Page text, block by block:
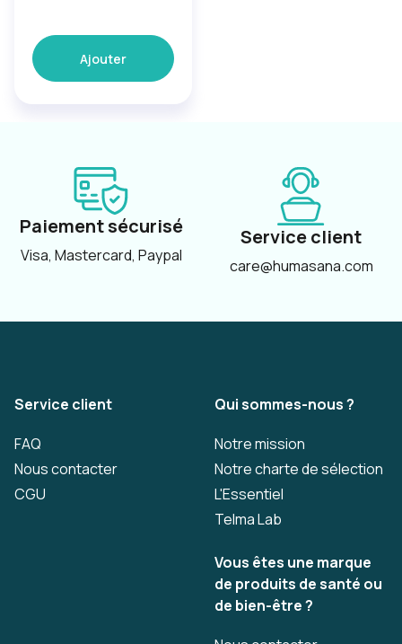
Ajouter
Paiement sécurisé
Visa, Mastercard, Paypal
Service client
care@humasana.com
Service client
FAQ
Nous contacter
CGU
Qui sommes-nous ?
Notre mission
Notre charte de sélection
L'Essentiel
Telma Lab
Vous êtes une marque
de produits de santé ou
de bien-être ?